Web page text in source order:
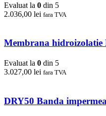
Evaluat la 0 din 5
2.036,00 lei fara TVA
Membrana hidroizolatie
Evaluat la 0 din 5
3.027,00 lei fara TVA
DRY50 Banda